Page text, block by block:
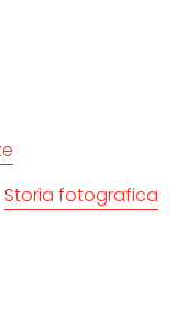
Storia fotografica